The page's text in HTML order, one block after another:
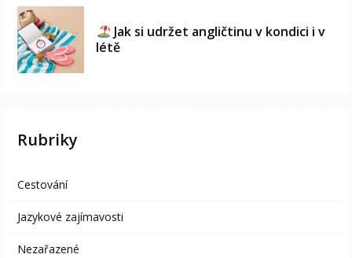
Jak si udržet angličtinu v kondici i v
létě
Rubriky
Cestování
Jazykové zajímavosti
Nezařazené